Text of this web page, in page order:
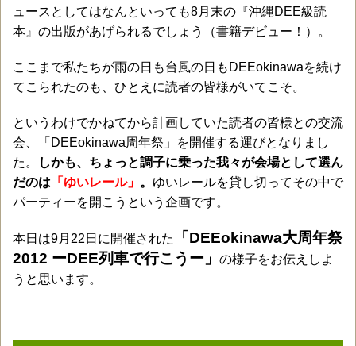
ュースとしてはなんといっても8月末の『沖縄DEE級読
本』の出版があげられるでしょう（書籍デビュー！）。
ここまで私たちが雨の日も台風の日もDEEokinawaを続け
てこられたのも、ひとえに読者の皆様がいてこそ。
というわけでかねてから計画していた読者の皆様との交流
会、「DEEokinawa周年祭」を開催する運びとなりまし
た。
しかも、ちょっと調子に乗った我々が会場として選ん
だのは 「ゆいレール」 。 ゆいレールを貸し切ってその中で
パーティーを開こうという企画です。
本日は9月22日に開催された
「DEEokinawa大周年祭
2012 ーDEE列車で行こうー」 の様子をお伝えしよ
うと思います。